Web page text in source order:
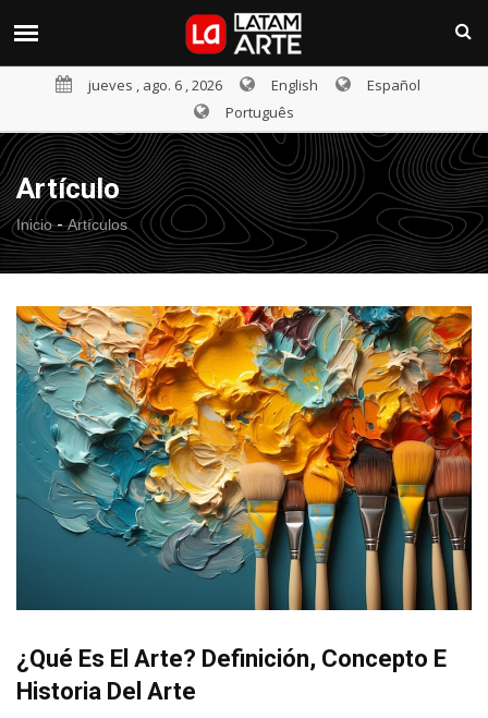
jueves , ago. 6 , 2026 English
Español
Português
Artículo
Inicio- Artículos
¿Qué Es El Arte? Definición, Concepto E
Historia Del Arte